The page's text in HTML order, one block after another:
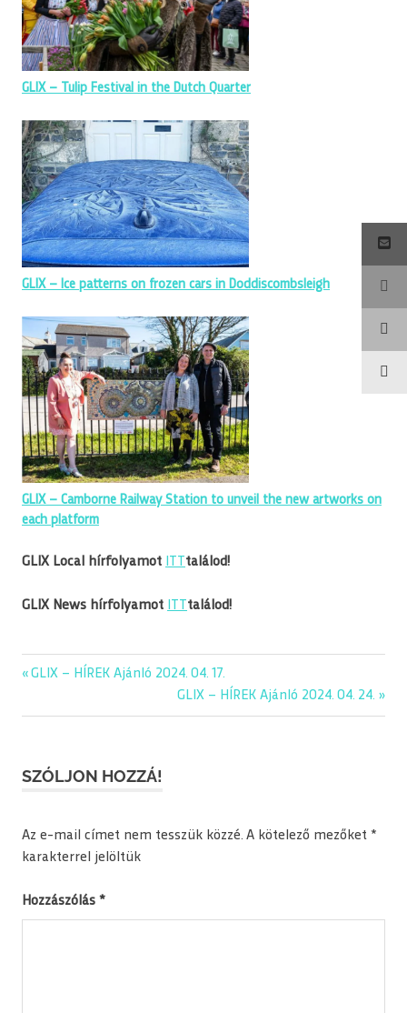
GLIX – Tulip Festival in the Dutch Quarter
GLIX – Ice patterns on frozen cars in Doddiscombsleigh
GLIX – Camborne Railway Station to unveil the new artworks on
each platform
GLIX Local hírfolyamot találod!
GLIX News hírfolyamot találod!
editorial
kép
Bejegyzés
navigáció
Previous
GLIX – HÍREK Ajánló 2024. 04. 17.
Next
Post:
GLIX – HÍREK Ajánló 2024. 04. 24.
SZÓLJON HOZZÁ!
Az e-mail címet nem tesszük közzé. A kötelező mezőket *
karakterrel jelöltük
Hozzászólás *